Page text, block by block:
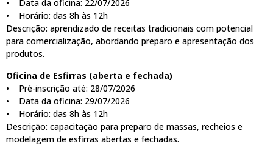
• Data da oficina: 22/07/2026
• Horário: das 8h às 12h
Descrição: aprendizado de receitas tradicionais com potencial
para comercialização, abordando preparo e apresentação dos
produtos.
Oficina de Esfirras (aberta e fechada)
• Pré-inscrição até: 28/07/2026
• Data da oficina: 29/07/2026
• Horário: das 8h às 12h
Descrição: capacitação para preparo de massas, recheios e
modelagem de esfirras abertas e fechadas.